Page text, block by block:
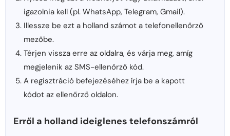
igazolnia kell (pl. WhatsApp, Telegram, Gmail).
Illessze be ezt a holland számot a telefonellenőrző
mezőbe.
Térjen vissza erre az oldalra, és várja meg, amíg
megjelenik az SMS-ellenőrző kód.
A regisztráció befejezéséhez írja be a kapott
kódot az ellenőrző oldalon.
Erről a holland ideiglenes telefonszámról